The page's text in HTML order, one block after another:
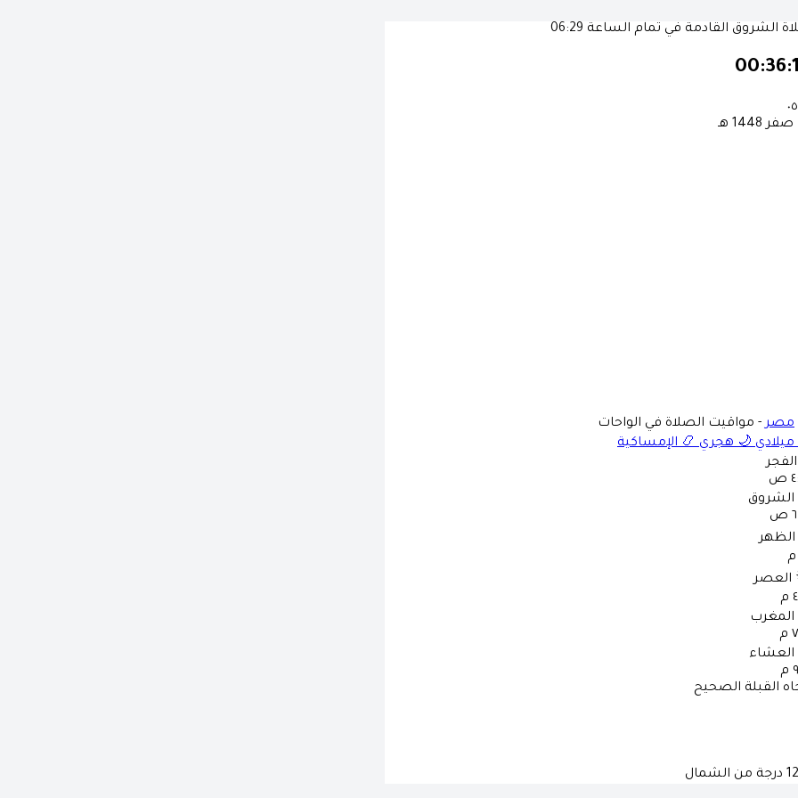
الشروق القادمة في تمام الساعة 06:29
مصر- مواقيت الصلاة في الواحات
ميلادي 🌙 هجري 📿 الإمساكية
الفجر
ص
الشروق
الظهر
العصر
المغرب
م
العشاء
القبلة الصحيح
درجة من الشمال